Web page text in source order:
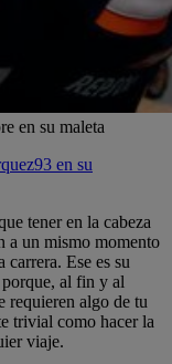
en su maleta
en su
tener en la cabeza
a un mismo momento
Ese es su
al fin y al
requieren algo de tu
trivial como hacer la
viaje.